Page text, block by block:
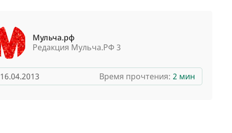
Мульча.рф
Редакция Мульча.РФ 3
16.04.2013 Время прочтения: 2 мин